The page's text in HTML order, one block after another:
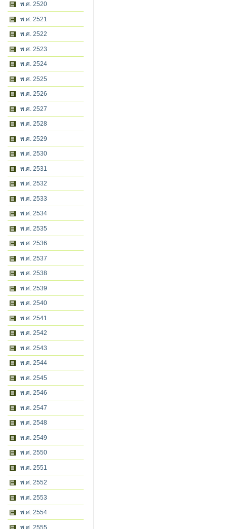
พ.ศ. 2520
พ.ศ. 2521
พ.ศ. 2522
พ.ศ. 2523
พ.ศ. 2524
พ.ศ. 2525
พ.ศ. 2526
พ.ศ. 2527
พ.ศ. 2528
พ.ศ. 2529
พ.ศ. 2530
พ.ศ. 2531
พ.ศ. 2532
พ.ศ. 2533
พ.ศ. 2534
พ.ศ. 2535
พ.ศ. 2536
พ.ศ. 2537
พ.ศ. 2538
พ.ศ. 2539
พ.ศ. 2540
พ.ศ. 2541
พ.ศ. 2542
พ.ศ. 2543
พ.ศ. 2544
พ.ศ. 2545
พ.ศ. 2546
พ.ศ. 2547
พ.ศ. 2548
พ.ศ. 2549
พ.ศ. 2550
พ.ศ. 2551
พ.ศ. 2552
พ.ศ. 2553
พ.ศ. 2554
พ.ศ. 2555